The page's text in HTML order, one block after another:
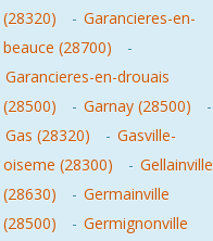
(28320)
- Garancieres-en-
beauce (28700)
-
Garancieres-en-drouais
(28500)
- Garnay (28500)
-
Gas (28320)
- Gasville-
oiseme (28300)
- Gellainville
(28630)
- Germainville
(28500)
- Germignonville